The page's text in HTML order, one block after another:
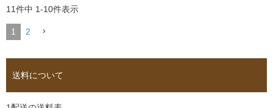
11件中 1-10件表示
1 2
送料について